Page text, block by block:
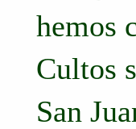
hemos
Cultos
San